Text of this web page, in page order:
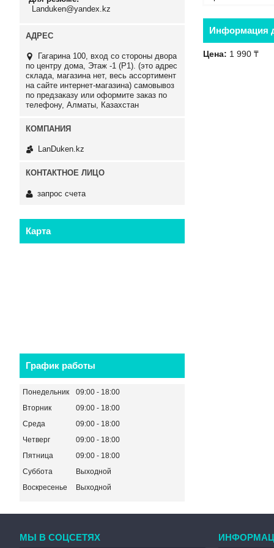
Информация
Цена: 1 990 ₸
Landuken@yandex.kz
Гагарина 100, вход со стороны двора
по центру дома, Этаж -1 (P1). (это адрес
склада, магазина нет, весь ассортимент
на сайте интернет-магазина) самовывоз
по предзаказу или оформите заказ по
телефону, Алматы, Казахстан
LanDuken.kz
запрос счета
Карта
График работы
Понедельник 09:00
18:00
Вторник
09:00
18:00
Среда
09:00
18:00
Четверг
09:00
18:00
Пятница
09:00
18:00
Суббота
Выходной
Воскресенье
Выходной
МЫ В СОЦСЕТЯХ